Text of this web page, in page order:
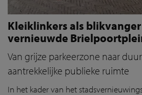
Kleiklinkers als
vernieuwde
Van grijze parkeerzone naar
aantrekkelijke publieke ruimte
In het kader van het